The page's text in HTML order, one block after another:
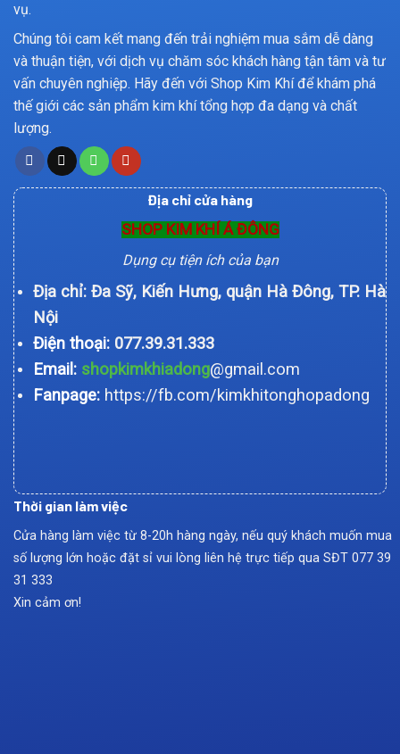
vụ.
Chúng tôi cam kết mang đến trải nghiệm mua sắm dễ dàng
và thuận tiện, với dịch vụ chăm sóc khách hàng tận tâm và tư
vấn chuyên nghiệp. Hãy đến với Shop Kim Khí để khám phá
thế giới các sản phẩm kim khí tổng hợp đa dạng và chất
lượng.
Địa chỉ cửa hàng
SHOP KIM KHÍ Á ĐÔNG
Dụng cụ tiện ích của bạn
Địa chỉ: Đa Sỹ, Kiến Hưng, quận Hà Đông, TP. Hà
Nội
Điện thoại: 077.39.31.333
Email:shopkimkhiadong@gmail.com
Fanpage: https://fb.com/kimkhitonghopadong
Thời gian làm việc
Cửa hàng làm việc từ 8-20h hàng ngày, nếu quý khách muốn mua
số lượng lớn hoặc đặt sỉ vui lòng liên hệ trực tiếp qua SĐT 077 39
31 333
Xin cảm ơn!